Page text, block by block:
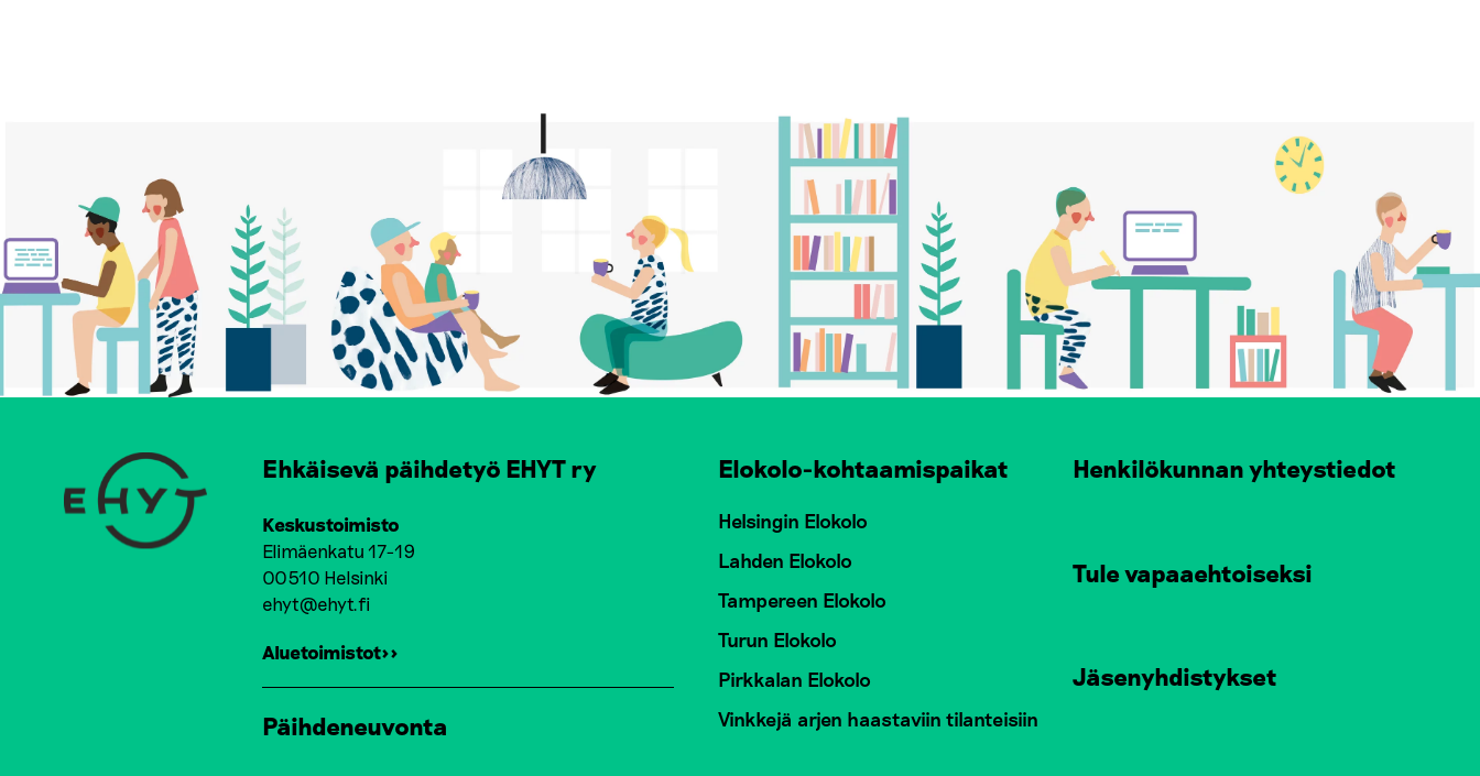
Ehkäisevä päihdetyö EHYT ry
Keskustoimisto
Elimäenkatu 17-19
00510 Helsinki
ehyt@ehyt.fi
Aluetoimistot>>
Päihdeneuvonta
Elokolo-kohtaamispaikat
Helsingin Elokolo
Lahden Elokolo
Tampereen Elokolo
Turun Elokolo
Pirkkalan Elokolo
Vinkkejä arjen haastaviin tilanteisiin
Henkilökunnan yhteystiedot
Tule vapaaehtoiseksi
Jäsenyhdistykset